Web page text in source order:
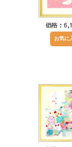
価格：